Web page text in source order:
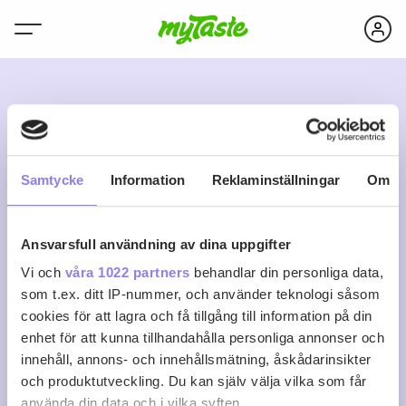
Samtycke Information Reklaminställningar Om
Ansvarsfull användning av dina uppgifter
Vi och våra 1022 partners behandlar din personliga data,
som t.ex. ditt IP-nummer, och använder teknologi såsom
cookies för att lagra och få tillgång till information på din
enhet för att kunna tillhandahålla personliga annonser och
innehåll, annons- och innehållsmätning, åskådarinsikter
och produktutveckling. Du kan själv välja vilka som får
J
Jolo
0
Recept
0
Följare
0
Följer
Följ
Logga in för att följa